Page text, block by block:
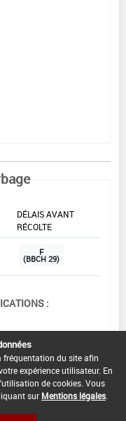
DÉLAIS AVANT
RÉCOLTE
F
(BBCH 29)
:
fréquentation du site afin
expérience utilisateur. En
de cookies. Vous
sur Mentions légales